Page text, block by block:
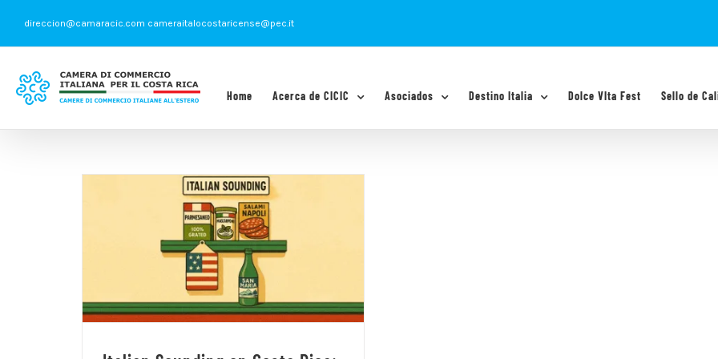
contenido
direccion@camaracic.com cameraitalocostaricense@pec.it
Home Acerca de CICIC Asociados Destino Italia Dolce VIta Fest Sello de